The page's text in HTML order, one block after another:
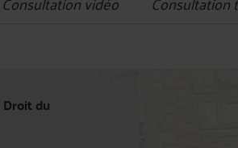
Droit du